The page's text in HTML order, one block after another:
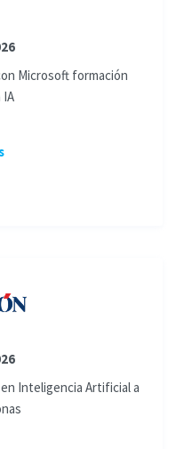
Microsoft formación
Inteligencia Artificial a